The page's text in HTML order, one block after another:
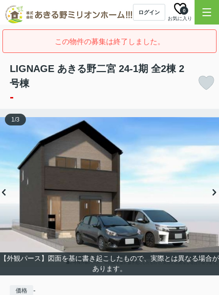
ログイン
お気に入り
0
この物件の募集は終了しました。
LIGNAGE あきる野二宮 24-1期 全2棟 2
号棟
-
【外観パース】図面を基に書き起こしたもので、実際とは異なる場合が
あります。
1/3
価格 -